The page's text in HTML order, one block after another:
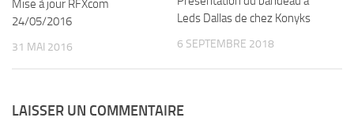
Mise à jour RFXcom
24/05/2016
31 MAI 2016
Leds Dallas de chez Konyks
6 SEPTEMBRE 2018
LAISSER UN COMMENTAIRE